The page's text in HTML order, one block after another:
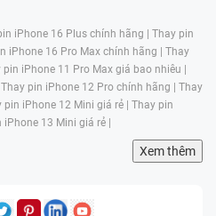
iPhone 16 Plus chính hãng | Thay pin
iPhone 16 Pro Max chính hãng | Thay
pin iPhone 11 Pro Max giá bao nhiêu |
Thay pin iPhone 12 Pro chính hãng | Thay
pin iPhone 12 Mini giá rẻ | Thay pin
iPhone 13 Mini giá rẻ |
Xem thêm